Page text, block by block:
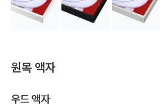
원목 액자
우드 액자